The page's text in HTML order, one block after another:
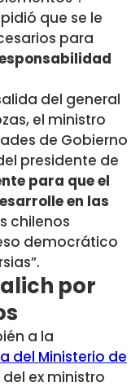
que se le
para
del general
el ministro
de Gobierno
presidente de
para que el
en las
chilenos
democrático
por
a la
del Ministerio de
ex ministro